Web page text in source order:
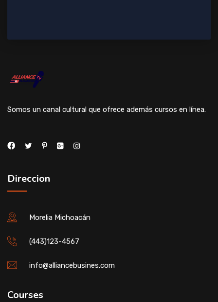
Somos un canal cultural que ofrece además cursos en línea.
Direccion
Morelia Michoacán
(443)123-4567
info@alliancebusines.com
Courses